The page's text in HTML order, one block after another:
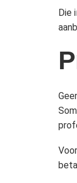
Die